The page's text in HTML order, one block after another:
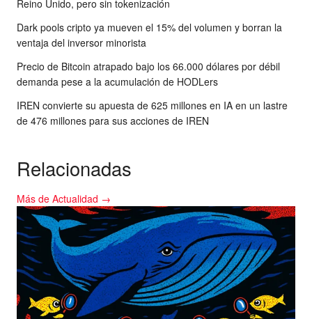
Reino Unido, pero sin tokenización
Dark pools cripto ya mueven el 15% del volumen y borran la
ventaja del inversor minorista
Precio de Bitcoin atrapado bajo los 66.000 dólares por débil
demanda pese a la acumulación de HODLers
IREN convierte su apuesta de 625 millones en IA en un lastre
de 476 millones para sus acciones de IREN
Relacionadas
Más de Actualidad →